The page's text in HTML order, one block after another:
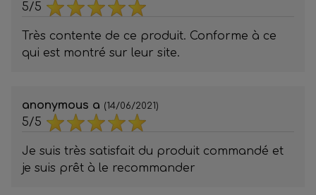
5/5
Très contente de ce produit. Conforme à ce
qui est montré sur leur site.
anonymous a (14/06/2021)
5/5
Je suis très satisfait du produit commandé et
je suis prêt à le recommander